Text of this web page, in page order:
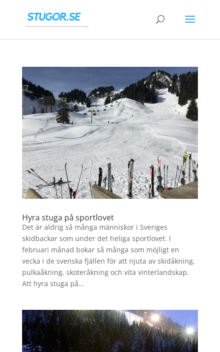
Hyra stuga på sportlovet
Det är aldrig så många människor i Sveriges
skidbackar som under det heliga sportlovet. I
februari månad bokar så många som möjligt en
vecka i de svenska fjällen för att njuta av skidåkning,
pulkaåkning, skoteråkning och vita vinterlandskap.
Att hyra stuga på...